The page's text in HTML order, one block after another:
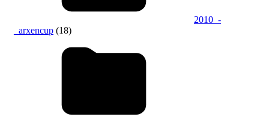
2010_-
_arxencup (18)